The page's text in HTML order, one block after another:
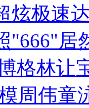
炫极速
"666"居
格林让
周伟童